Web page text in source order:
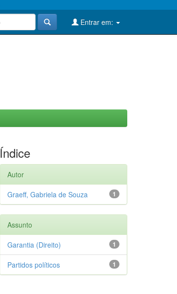
Entrar em:
Índice
Autor
1
Graeff, Gabriela de Souza
Assunto
1
Garantia (Direito)
1
Partidos políticos